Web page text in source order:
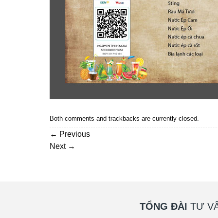
Both comments and trackbacks are currently closed.
← Previous
Next →
TỔNG ĐÀI TƯ